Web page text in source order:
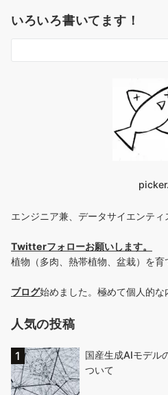
いろいろ書いてます！
picker.
エンジニア兼、データサイエンテ
Twitterフォローお願いします。
植物（多肉、熱帯植物、盆栽）を育
ブログ始めました。極めて個人的な
人気の投稿
国産生成AIモデル
ついて